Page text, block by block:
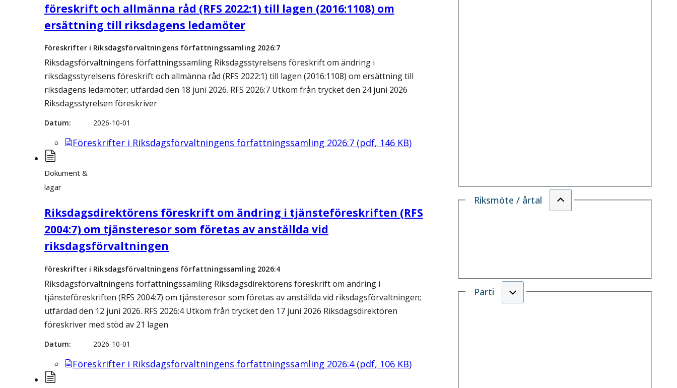
föreskrift och allmänna råd (RFS 2022:1) till lagen (2016:1108) om
ersättning till riksdagens ledamöter
Föreskrifter i Riksdagsförvaltningens författningssamling 2026:7
Riksdagsförvaltningens författningssamling Riksdagsstyrelsens föreskrift om ändring i
riksdagsstyrelsens föreskrift och allmänna råd (RFS 2022:1) till lagen (2016:1108) om ersättning till
riksdagens ledamöter; utfärdad den 18 juni 2026. RFS 2026:7 Utkom från trycket den 24 juni 2026
Riksdagsstyrelsen föreskriver
Datum 2026-10-01
Föreskrifter i Riksdagsförvaltningens författningssamling 2026:7 (pdf, 146 KB)
Dokument &
lagar
Riksdagsdirektörens föreskrift om ändring i tjänsteföreskriften (RFS
2004:7) om tjänsteresor som företas av anställda vid
riksdagsförvaltningen
Föreskrifter i Riksdagsförvaltningens författningssamling 2026:4
Riksdagsförvaltningens författningssamling Riksdagsdirektörens föreskrift om ändring i
tjänsteföreskriften (RFS 2004:7) om tjänsteresor som företas av anställda vid riksdagsförvaltningen;
utfärdad den 12 juni 2026. RFS 2026:4 Utkom från trycket den 17 juni 2026 Riksdagsdirektören
föreskriver med stöd av 21 lagen
Datum 2026-10-01
Föreskrifter i Riksdagsförvaltningens författningssamling 2026:4 (pdf, 106 KB)
Riksmöte / årtal
Parti